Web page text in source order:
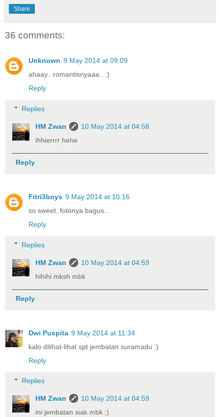
Share
36 comments:
Unknown 9 May 2014 at 09:09
ahaay.. romantisnyaaa.. :)
Reply
Replies
HM Zwan
10 May 2014 at 04:58
ihhierrrr hehe
Reply
Fitri3boys 9 May 2014 at 10:16
so sweet..fotonya bagus...
Reply
Replies
HM Zwan
10 May 2014 at 04:59
hihihi mksh mbk
Reply
Dwi Puspita 9 May 2014 at 11:34
kalo dilihat-lihat spt jembatan suramadu :)
Reply
Replies
HM Zwan
10 May 2014 at 04:59
ini jembatan siak mbk ;)